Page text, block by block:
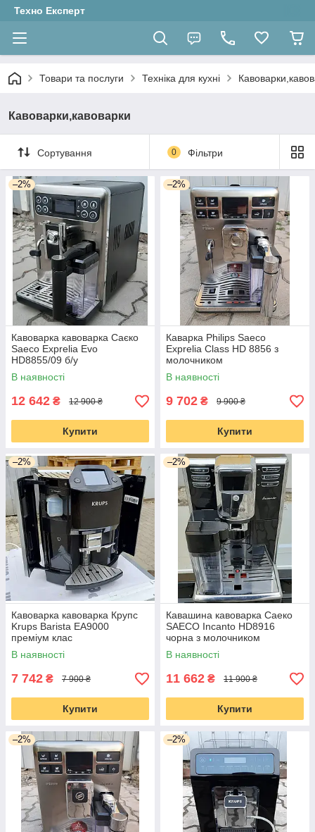
Техно Експерт
Товари та послуги Техніка для кухні
Кавоварки,кавоварки
Сортування 0 Фільтри
–2%
Кавоварка кавоварка Саєко
Saeco Exprelia Evo
HD8855/09 б/у
В наявності
12 642 ₴ 12 900 ₴
Купити
–2%
Каварка Philips Saeco
Exprelia Class HD 8856 з
молочником
В наявності
9 702 ₴ 9 900 ₴
Купити
–2%
Кавоварка кавоварка Крупс
Krups Barista EA9000
преміум клас
В наявності
7 742 ₴ 7 900 ₴
Купити
–2%
Кавашина кавоварка Саеко
SAECO Incanto HD8916
чорна з молочником
В наявності
11 662 ₴ 11 900 ₴
Купити
–2% –2%